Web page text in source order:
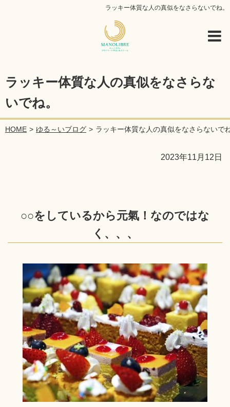
ラッキー体質な人の真似をなさらないでね。
ラッキー体質な人の真似をなさらな
いでね。
HOME ゆる～いブログ ラッキー体質な人の真似をなさらないで
2023年11月12日
○○をしているから元氣！なのではな
く、、、